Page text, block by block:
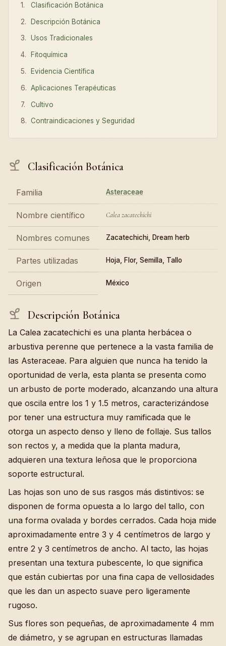
Clasificación Botánica
Descripción Botánica
Usos Tradicionales
Fitoquímica
Evidencia Científica
Aplicaciones Terapéuticas
Cultivo
Contraindicaciones y Seguridad
Clasificación Botánica
Familia Asteraceae
Nombre científico Calea zacatechichi
Nombres comunes Zacatechichi, Dream herb
Partes utilizadas Hoja, Flor, Semilla, Tallo
Origen México
Descripción Botánica
La Calea zacatechichi es una planta herbácea o
arbustiva perenne que pertenece a la vasta familia de
las Asteraceae. Para alguien que nunca ha tenido la
oportunidad de verla, esta planta se presenta como
un arbusto de porte moderado, alcanzando una altura
que oscila entre los 1 y 1.5 metros, caracterizándose
por tener una estructura muy ramificada que le
otorga un aspecto denso y lleno de follaje. Sus tallos
son rectos y, a medida que la planta madura,
adquieren una textura leñosa que le proporciona
soporte estructural.
Las hojas son uno de sus rasgos más distintivos: se
disponen de forma opuesta a lo largo del tallo, con
una forma ovalada y bordes cerrados. Cada hoja mide
aproximadamente entre 3 y 4 centímetros de largo y
entre 2 y 3 centímetros de ancho. Al tacto, las hojas
presentan una textura pubescente, lo que significa
que están cubiertas por una fina capa de vellosidades
que les dan un aspecto suave pero ligeramente
rugoso.
Sus flores son pequeñas, de aproximadamente 4 mm
de diámetro, y se agrupan en estructuras llamadas